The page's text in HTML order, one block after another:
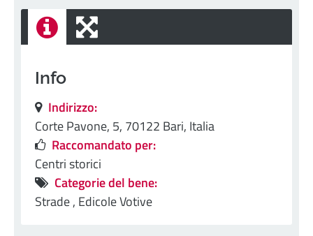
Info
Indirizzo:
Corte Pavone, 5, 70122 Bari, Italia
Raccomandato per:
Centri storici
Categorie del bene:
Strade , Edicole Votive